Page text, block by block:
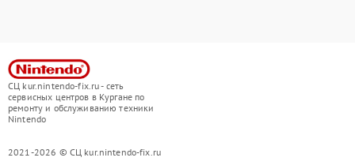
СЦ kur.nintendo-fix.ru - сеть
сервисных центров в Кургане по
ремонту и обслуживанию техники
Nintendo
2021-2026 © СЦ kur.nintendo-fix.ru